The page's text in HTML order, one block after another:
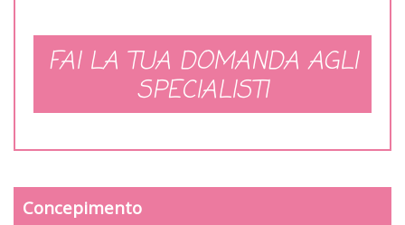
FAI LA TUA DOMANDA AGLI
SPECIALISTI
Concepimento